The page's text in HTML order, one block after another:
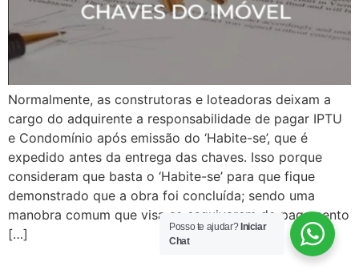
Normalmente, as construtoras e loteadoras deixam a
cargo do adquirente a responsabilidade de pagar IPTU
e Condomínio após emissão do ‘Habite-se’, que é
expedido antes da entrega das chaves. Isso porque
consideram que basta o ‘Habite-se’ para que fique
demonstrado que a obra foi concluída; sendo uma
manobra comum que visa se esquivarem do pagamento
[…]
Posso te ajudar? Iniciar
Chat